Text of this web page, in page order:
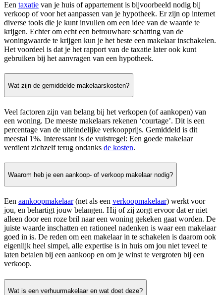
Een taxatie van je huis of appartement is bijvoorbeeld nodig bij
verkoop of voor het aanpassen van je hypotheek. Er zijn op internet
diverse tools die je kunt invullen om een idee van de waarde te
krijgen. Echter om echt een betrouwbare schatting van de
woningwaarde te krijgen kun je het beste een makelaar inschakelen.
Het voordeel is dat je het rapport van de taxatie later ook kunt
gebruiken bij het aanvragen van een hypotheek.
Wat zijn de gemiddelde makelaarskosten?
Veel factoren zijn van belang bij het verkopen (of aankopen) van
een woning. De meeste makelaars rekenen ‘courtage’. Dit is een
percentage van de uiteindelijke verkoopprijs. Gemiddeld is dit
meestal 1%. Interessant is de vuistregel: Een goede makelaar
verdient zichzelf terug ondanks de kosten.
Waarom heb je een aankoop- of verkoop makelaar nodig?
Een aankoopmakelaar(net als een verkoopmakelaar) werkt voor
jou, en behartigt jouw belangen. Hij of zij zorgt ervoor dat er niet
alleen door een roze bril naar een woning gekeken gaat worden. De
juiste waarde inschatten en rationeel nadenken is waar een makelaar
goed in is. De reden om een makelaar in te schakelen is daarom ook
eigenlijk heel simpel, alle expertise is in huis om jou niet teveel te
laten betalen bij een aankoop en om je winst te vergroten bij een
verkoop.
Wat is een verhuurmakelaar en wat doet deze?